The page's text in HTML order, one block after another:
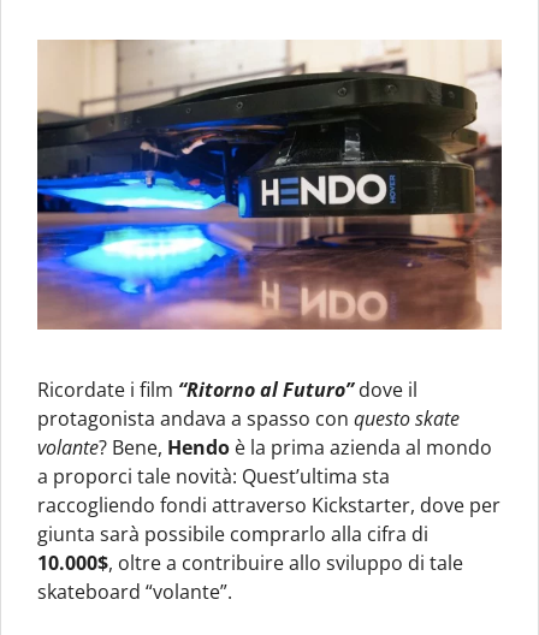
Ricordate i film “Ritorno al Futuro”dove il
protagonista andava a spasso con questo skate
volante? Bene, Hendo è la prima azienda al mondo
a proporci tale novità: Quest’ultima sta
raccogliendo fondi attraverso Kickstarter, dove per
giunta sarà possibile comprarlo alla cifra di
10.000$, oltre a contribuire allo sviluppo di tale
skateboard “volante”.